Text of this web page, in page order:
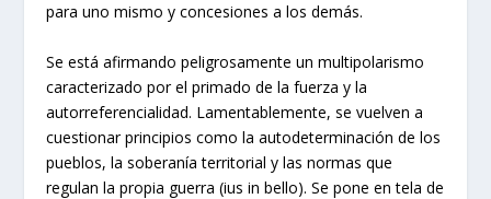
para uno mismo y concesiones a los demás.
Se está afirmando peligrosamente un multipolarismo
caracterizado por el primado de la fuerza y la
autorreferencialidad. Lamentablemente, se vuelven a
cuestionar principios como la autodeterminación de los
pueblos, la soberanía territorial y las normas que
regulan la propia guerra(ius in bello). Se pone en tela de